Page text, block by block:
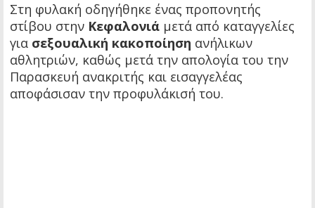
Στη φυλακή οδηγήθηκε ένας προπονητής
στίβου στην Κεφαλονιά μετά από καταγγελίες
για σεξουαλική κακοποίηση ανήλικων
αθλητριών, καθώς μετά την απολογία του την
Παρασκευή ανακριτής και εισαγγελέας
αποφάσισαν την προφυλάκισή του.